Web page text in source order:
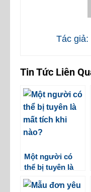
Tác giả:
Tin Tức Liên
Một người có
thể bị tuyên là
mất tích khi nào?